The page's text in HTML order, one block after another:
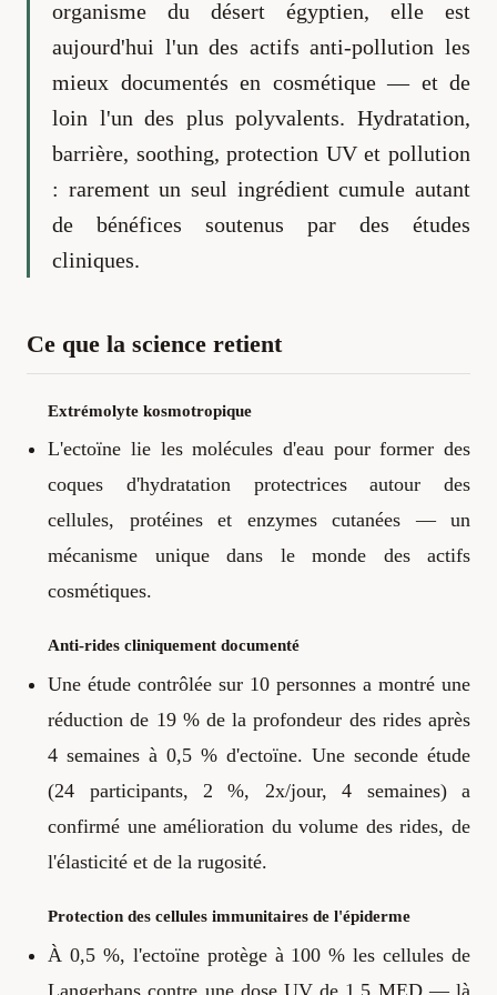
organisme du désert égyptien, elle est
aujourd'hui l'un des actifs anti-pollution les
mieux documentés en cosmétique — et de
loin l'un des plus polyvalents. Hydratation,
barrière, soothing, protection UV et pollution
: rarement un seul ingrédient cumule autant
de bénéfices soutenus par des études
cliniques.
Ce que la science retient
Extrémolyte kosmotropique
L'ectoïne lie les molécules d'eau pour former des
coques d'hydratation protectrices autour des
cellules, protéines et enzymes cutanées — un
mécanisme unique dans le monde des actifs
cosmétiques.
Anti-rides cliniquement documenté
Une étude contrôlée sur 10 personnes a montré une
réduction de 19 % de la profondeur des rides après
4 semaines à 0,5 % d'ectoïne. Une seconde étude
(24 participants, 2 %, 2x/jour, 4 semaines) a
confirmé une amélioration du volume des rides, de
l'élasticité et de la rugosité.
Protection des cellules immunitaires de l'épiderme
À 0,5 %, l'ectoïne protège à 100 % les cellules de
Langerhans contre une dose UV de 1,5 MED — là